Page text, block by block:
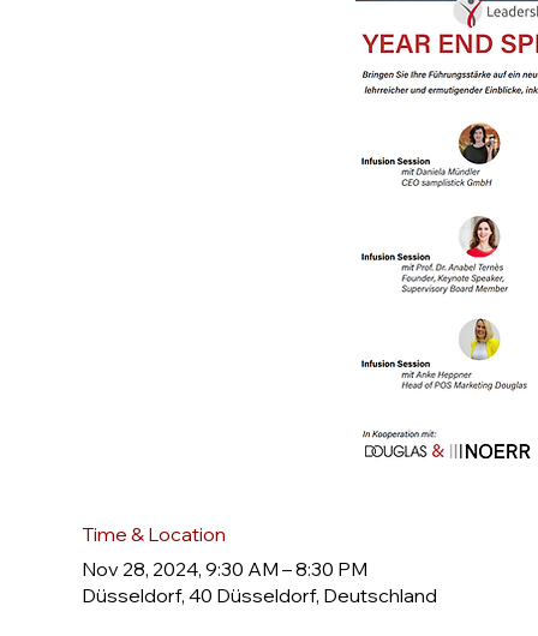
Time & Location
Nov 28, 2024, 9:30 AM – 8:30 PM
Düsseldorf, 40 Düsseldorf, Deutschland